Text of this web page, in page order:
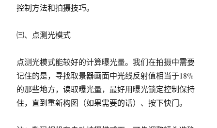
控制方法和拍摄技巧。
㈢、点测光模式
点测光模式能较好的计算曝光量。我们在拍摄中需要
记住的是，寻找取景器画面中光线反射值相当于18%
的那些地方，读取曝光量，最好用曝光锁定控制保持
住，直到重新构图（如果需要的话）、按下快门。